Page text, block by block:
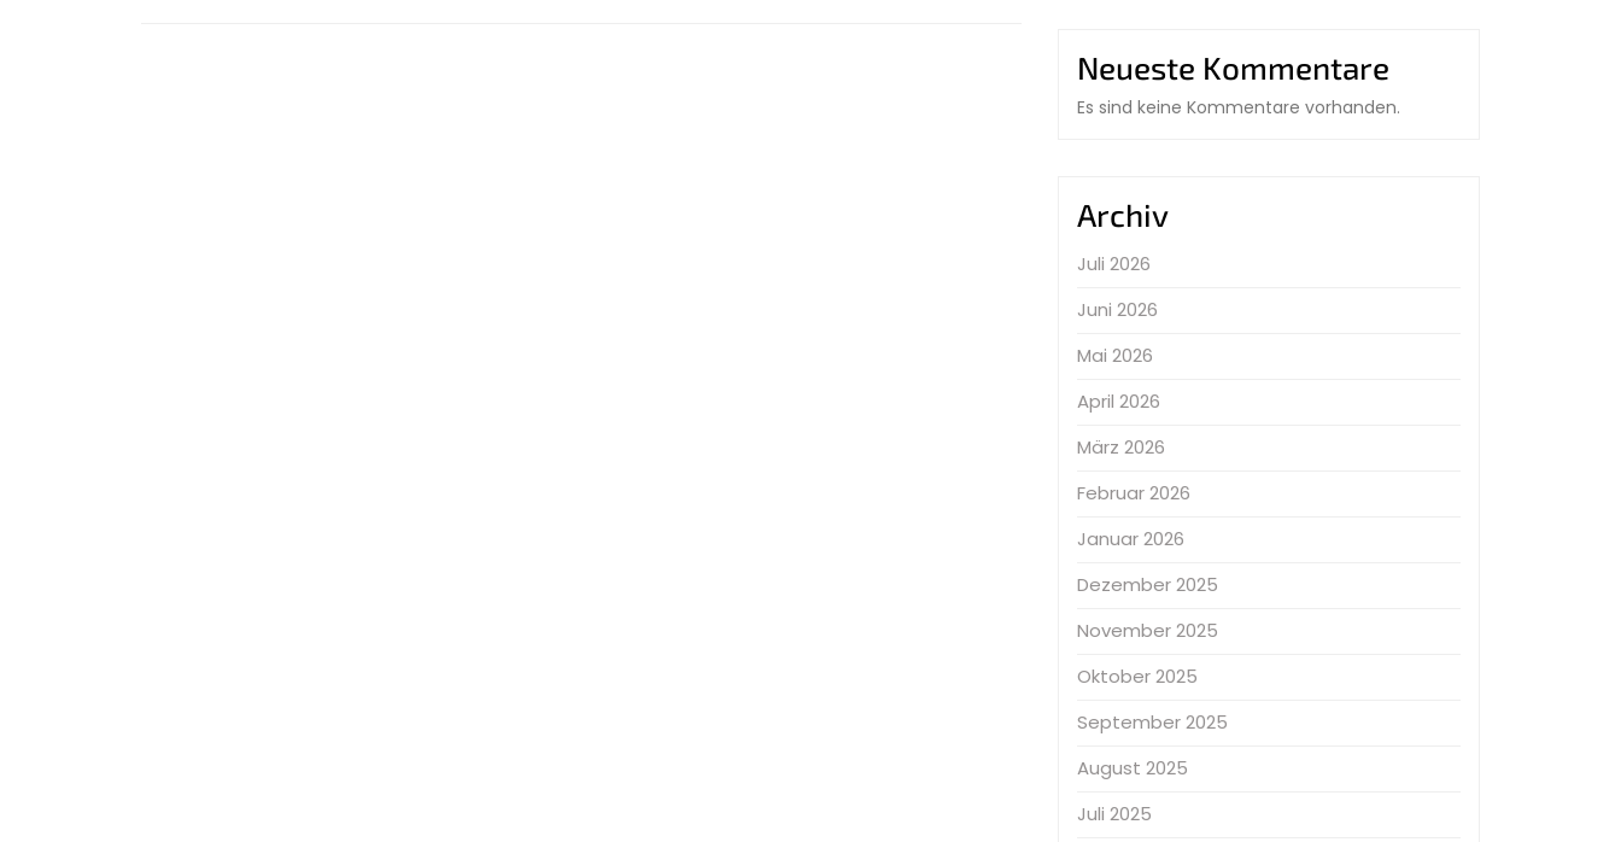
Neueste Kommentare
Es sind keine Kommentare vorhanden.
Archiv
Juli 2026
Juni 2026
Mai 2026
April 2026
März 2026
Februar 2026
Januar 2026
Dezember 2025
November 2025
Oktober 2025
September 2025
August 2025
Juli 2025